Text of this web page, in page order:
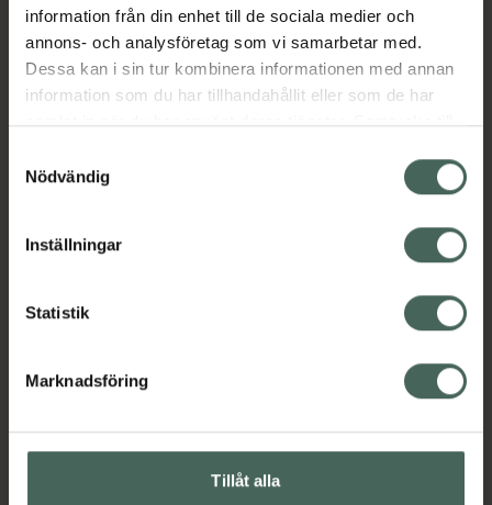
information från din enhet till de sociala medier och
annons- och analysföretag som vi samarbetar med.
Dessa kan i sin tur kombinera informationen med annan
information som du har tillhandahållit eller som de har
samlat in när du har använt deras tjänster. Samtycke till
återkalla ditt samtycke via webbplatsens
cookieinställningar. Ett återkallat samtycke påverkar inte
lagligheten av behandling som skett innan återkallelsen.
Nödvändig
Inställningar
Statistik
Marknadsföring
Tillåt alla
Beskrivning Dölj
EAN:07350124334998
Kronans Apotek finns här för dig. Du hittar oss från Skåne i
datorn. Oavsett vem du är så är det vårt uppdrag att
hjälpa just dig att må lite bättre. Välkommen att prata